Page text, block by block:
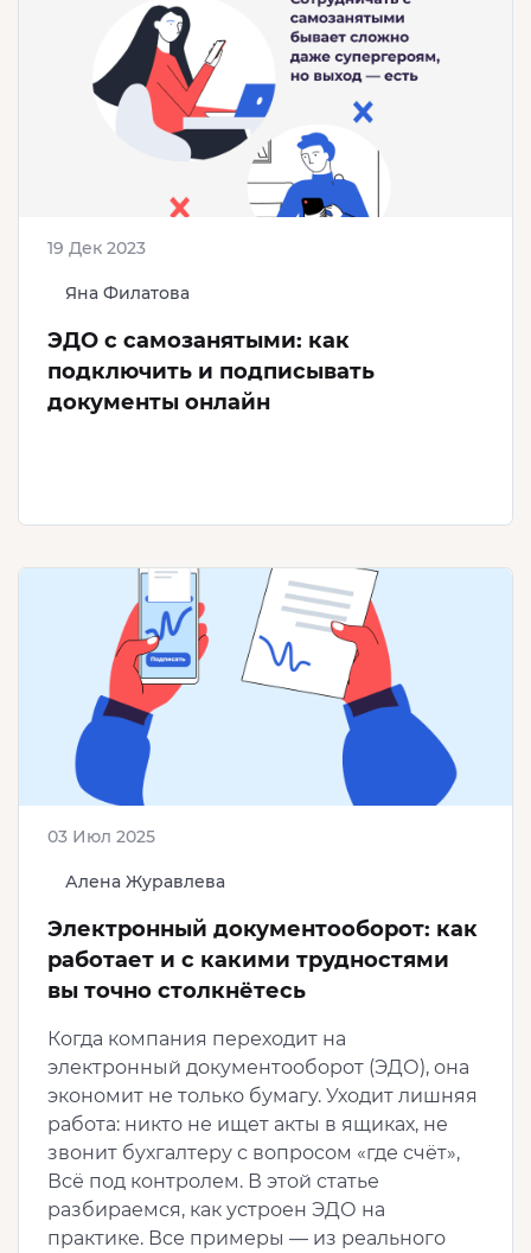
Яна Филатова
19 Дек 2023
ЭДО с самозанятыми: как
подключить и подписывать
документы онлайн
Алена Журавлева
03 Июл 2025
Электронный документооборот: как
работает и с какими трудностями
вы точно столкнётесь
Когда компания переходит на
электронный документооборот (ЭДО), она
экономит не только бумагу. Уходит лишняя
работа: никто не ищет акты в ящиках, не
звонит бухгалтеру с вопросом «где счёт»,
Всё под контролем. В этой статье
разбираемся, как устроен ЭДО на
практике. Все примеры — из реального